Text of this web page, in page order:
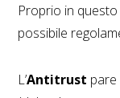
Proprio in
possibile
L’Antitrust pare